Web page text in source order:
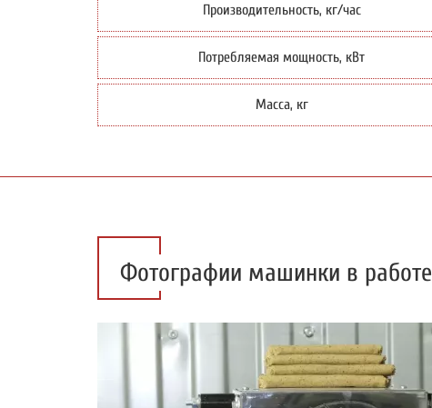
Производительность, кг/час
Потребляемая мощность, кВт
Масса, кг
Фотографии машинки в работе